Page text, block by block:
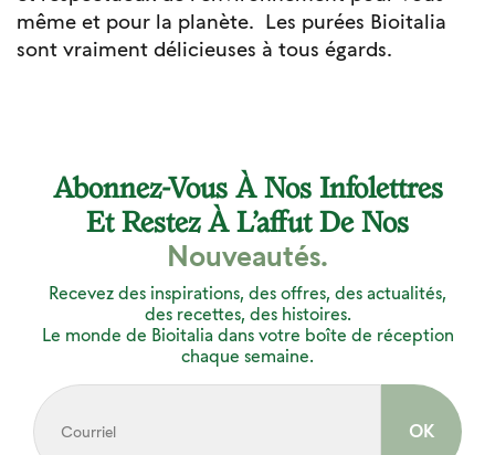
même et pour la planète. Les purées Bioitalia
sont vraiment délicieuses à tous égards.
Abonnez-Vous À Nos Infolettres
Et Restez À L’affut De Nos
Nouveautés.
Recevez des inspirations, des offres, des actualités,
des recettes, des histoires.
Le monde de Bioitalia dans votre boîte de réception
chaque semaine.